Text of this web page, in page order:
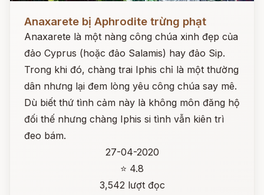
Anaxarete bị Aphrodite trừng phạt
Anaxarete là một nàng công chúa xinh đẹp của
đảo Cyprus (hoặc đảo Salamis) hay đảo Sip.
Trong khi đó, chàng trai Iphis chỉ là một thường
dân nhưng lại đem lòng yêu công chúa say mê.
Dù biết thứ tình cảm này là không môn đăng hộ
đối thế nhưng chàng Iphis si tình vẫn kiên trì
đeo bám.
27-04-2020
⭐ 4.8
3,542 lượt đọc